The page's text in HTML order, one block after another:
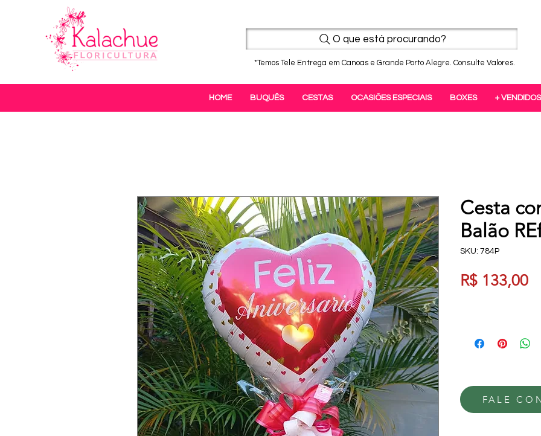
O que está procurando?
*Temos Tele Entrega em Canoas e Grande Porto Alegre. Consulte Valores.
HOME BUQUÊS CESTAS OCASIÕES ESPECIAIS BOXES + VENDIDOS
Cesta
Balão
SKU: 784P
R$ 133,00
FALE